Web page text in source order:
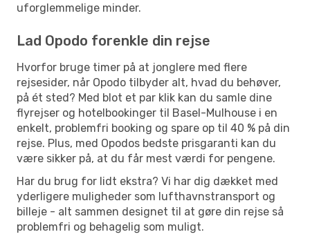
uforglemmelige minder.
Lad Opodo forenkle din rejse
Hvorfor bruge timer på at jonglere med flere
rejsesider, når Opodo tilbyder alt, hvad du behøver,
på ét sted? Med blot et par klik kan du samle dine
flyrejser og hotelbookinger til Basel-Mulhouse i en
enkelt, problemfri booking og spare op til 40 % på din
rejse. Plus, med Opodos bedste prisgaranti kan du
være sikker på, at du får mest værdi for pengene.
Har du brug for lidt ekstra? Vi har dig dækket med
yderligere muligheder som lufthavnstransport og
billeje - alt sammen designet til at gøre din rejse så
problemfri og behagelig som muligt.